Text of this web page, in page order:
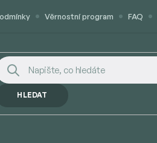
Věrnostní program FAQ
HLEDAT